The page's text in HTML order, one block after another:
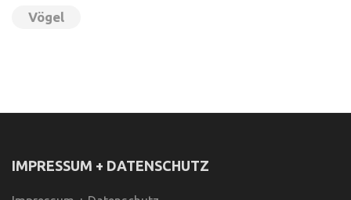
Vögel
IMPRESSUM + DATENSCHUTZ